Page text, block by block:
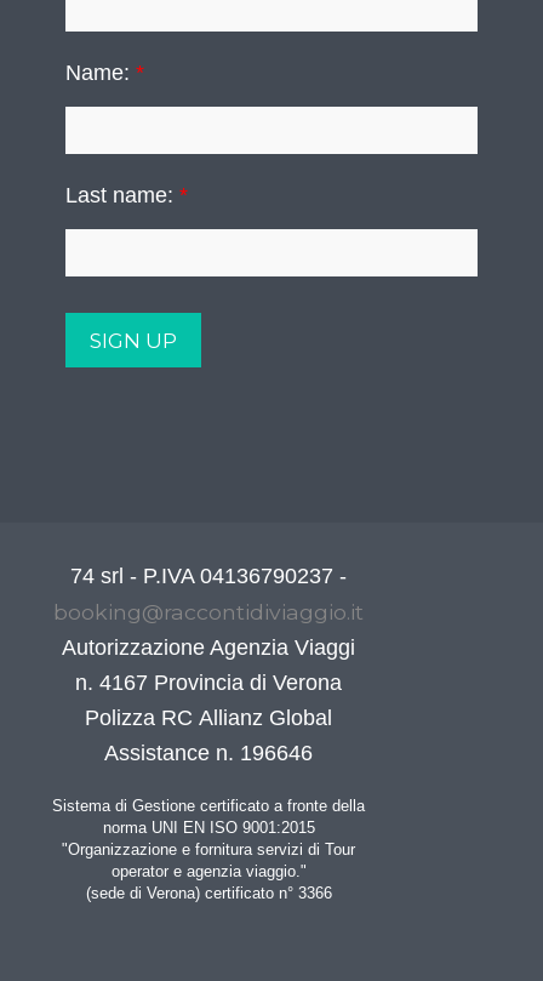
Name:*
Last name:*
74 srl - P.IVA 04136790237 -
booking@raccontidiviaggio.it
Autorizzazione Agenzia Viaggi
n. 4167 Provincia di Verona
Polizza RC Allianz Global
Assistance n. 196646
Sistema di Gestione certificato a fronte della
norma UNI EN ISO 9001:2015
"Organizzazione e fornitura servizi di Tour
operator e agenzia viaggio."
(sede di Verona) certificato n° 3366